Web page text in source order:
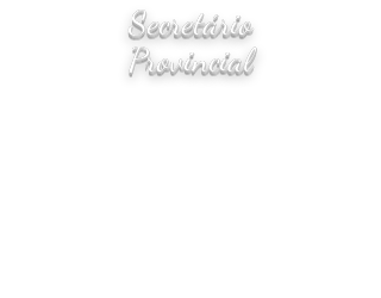
Secretário
Provincial